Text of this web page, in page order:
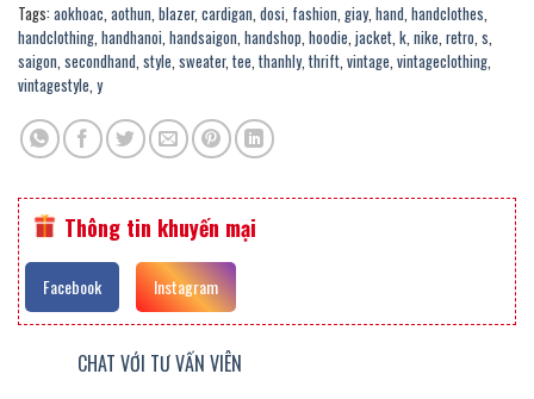
Tags: aokhoac aothun blazer, cardigan dosi fashion giay, hand handclothes
handclothing handhanoi handsaigon handshop hoodie jacket k nike retro s
saigon secondhand style sweater, tee thanhly, thrift vintage vintageclothing
vintagestyle y
Thông tin khuyến mại
Facebook Instagram
CHAT VỚI TƯ VẤN VIÊN